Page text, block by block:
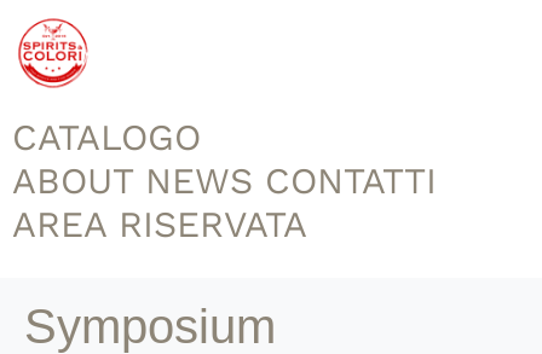
CATALOGO
ABOUT NEWS CONTATTI
AREA RISERVATA
Symposium